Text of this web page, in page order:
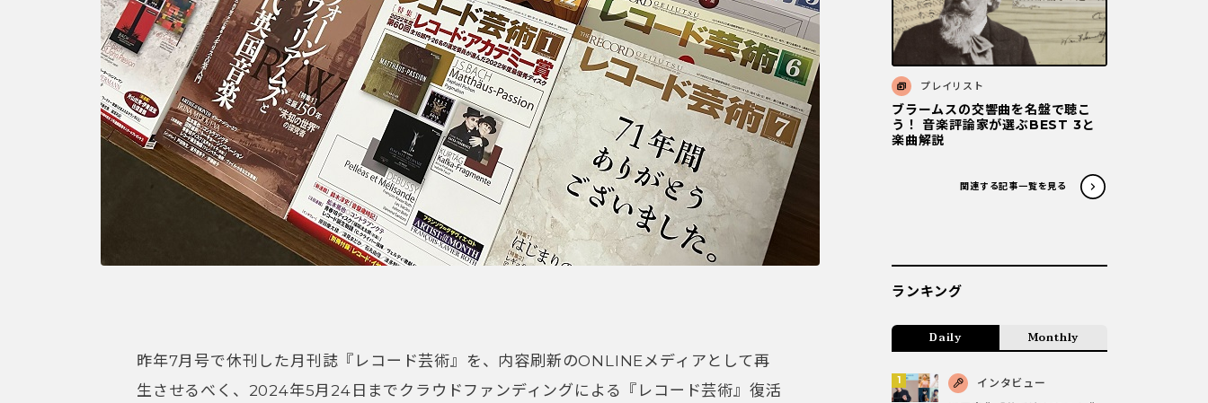
昨年7月号で休刊した月刊誌『レコード芸術』を、内容刷新のONLINEメディアとして再
生させるべく、2024年5月24日までクラウドファンディングによる『レコード芸術』復活
プレイリスト
ブラームスの交響曲を名盤で聴こ
う！ 音楽評論家が選ぶBEST 3と
楽曲解説
関連する記事一覧を見る
ランキング
Daily Monthly
インタビュー